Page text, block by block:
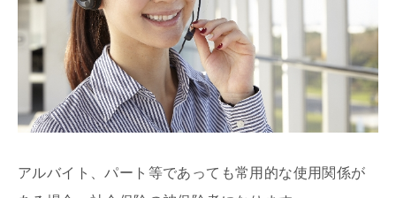
アルバイト、パート等であっても常用的な使用関係が